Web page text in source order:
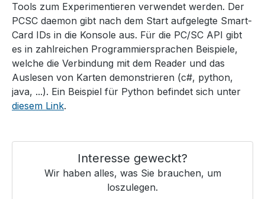
Tools zum Experimentieren verwendet werden. Der
PCSC daemon gibt nach dem Start aufgelegte Smart-
Card IDs in die Konsole aus. Für die PC/SC API gibt
es in zahlreichen Programmiersprachen Beispiele,
welche die Verbindung mit dem Reader und das
Auslesen von Karten demonstrieren (c#, python,
java, ...). Ein Beispiel für Python befindet sich unter
diesem Link.
Interesse geweckt?
Wir haben alles, was Sie brauchen, um
loszulegen.